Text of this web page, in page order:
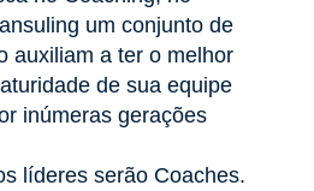
um conjunto de
auxiliam a ter o melhor
de sua equipe
inúmeras gerações
líderes serão Coaches.